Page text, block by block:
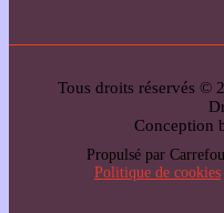
Tous droits réservés ©
Conception
Propulsé par
Politique de cookies